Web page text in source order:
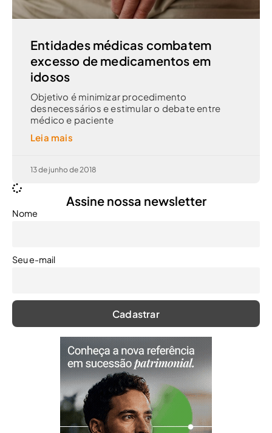
Entidades médicas combatem
excesso de medicamentos em
idosos
Objetivo é minimizar procedimento
desnecessários e estimular o debate entre
médico e paciente
Leia mais
13 de junho de 2018
Assine nossa newsletter
Nome
Seu e-mail